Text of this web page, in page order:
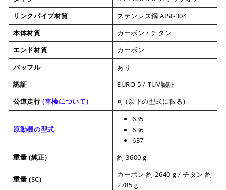
リンクパイプ材質
ステンレス鋼 AISI-304
本体材質
カーボン / チタン
エンド材質
カーボン
バッフル
あり
認証
EURO 5 / TUV認証
公道走行(車検について) 可 (以下の型式に限る)
原動機の型式
635
636
637
重量 (純正)
約 3600 g
重量 (SC)
カーボン 約 2640 g / チタン 約
2785 g